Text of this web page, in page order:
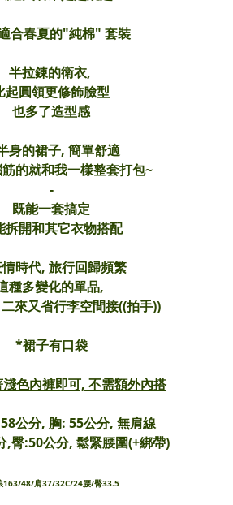
合春夏的"純棉" 套裝
半拉錬的衛衣,
起圓領更修飾臉型
也多了造型感
身的裙子, 簡單舒適
的就和我一樣整套打包~
-
既能一套搞定
拆開和其它衣物搭配
時代, 旅行回歸頻繁
種多變化的單品,
來又省行李空間接((拍手))
*裙子有口袋
色內褲即可, 不需額外內搭
公分, 胸: 55公分, 無肩線
,臀:50公分, 鬆緊腰圍(+綁帶)
163/48/肩37/32C/24腰/臀33.5